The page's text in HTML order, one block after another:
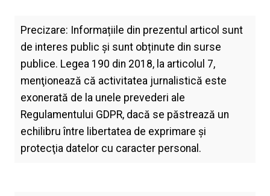
Precizare: Informațiile din prezentul articol sunt
de interes public și sunt obținute din surse
publice. Legea 190 din 2018, la articolul 7,
menţionează că activitatea jurnalistică este
exonerată de la unele prevederi ale
Regulamentului GDPR, dacă se păstrează un
echilibru între libertatea de exprimare şi
protecţia datelor cu caracter personal.